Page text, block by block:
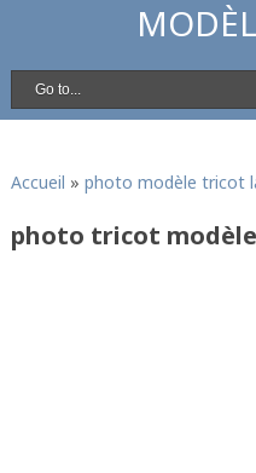
Accueil » photo modèle tricot
photo tricot